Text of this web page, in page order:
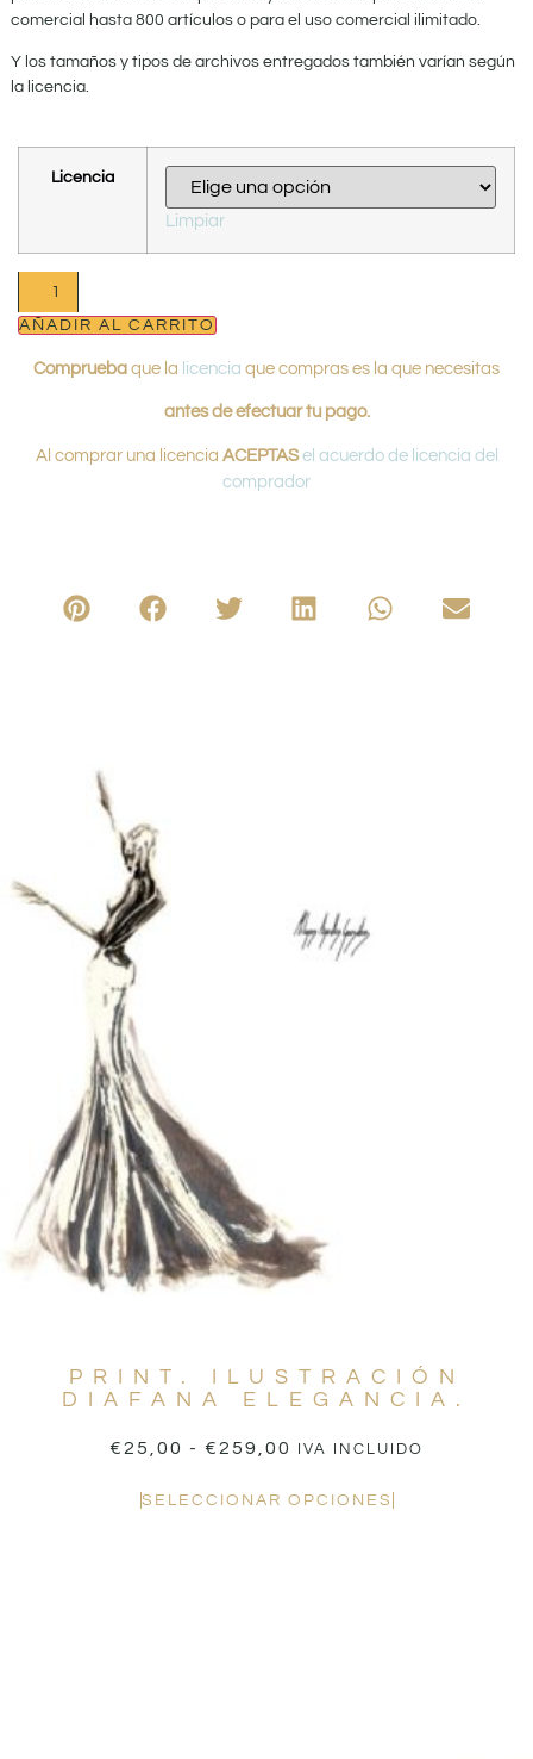
comercial hasta 800 artículos o para el uso comercial ilimitado.
Y los tamaños y tipos de archivos entregados también varían según
la licencia.
Licencia
Limpiar
AÑADIR AL CARRITO
Comprueba que la licencia que compras es la que necesitas
antes de efectuar tu pago.
Al comprar una licencia ACEPTAS el acuerdo de licencia del
comprador
PRINT. ILUSTRACIÓN
DIAFANA ELEGANCIA.
€25,00 - €259,00 IVA INCLUIDO
SELECCIONAR OPCIONES